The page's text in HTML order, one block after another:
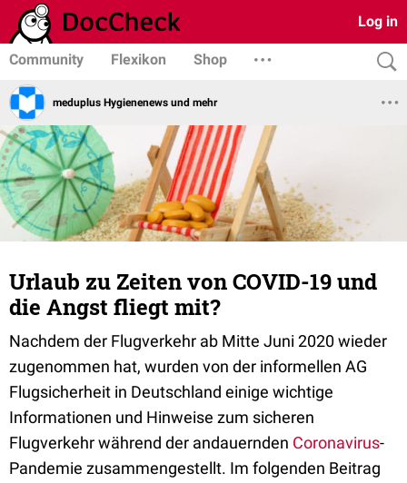
Log in
Community Flexikon Shop
meduplus Hygienenews und mehr
Urlaub zu Zeiten von COVID-19 und
die Angst fliegt mit?
Nachdem der Flugverkehr ab Mitte Juni 2020 wieder
zugenommen hat, wurden von der informellen AG
Flugsicherheit in Deutschland einige wichtige
Informationen und Hinweise zum sicheren
Flugverkehr während der andauernden Coronavirus-
Pandemie zusammengestellt. Im folgenden Beitrag